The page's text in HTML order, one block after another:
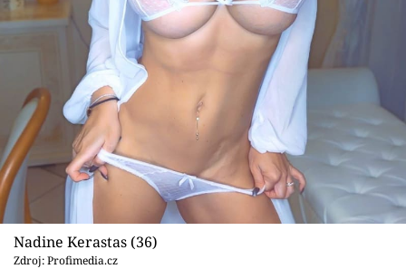
Nadine Kerastas (36)
Zdroj: Profimedia.cz